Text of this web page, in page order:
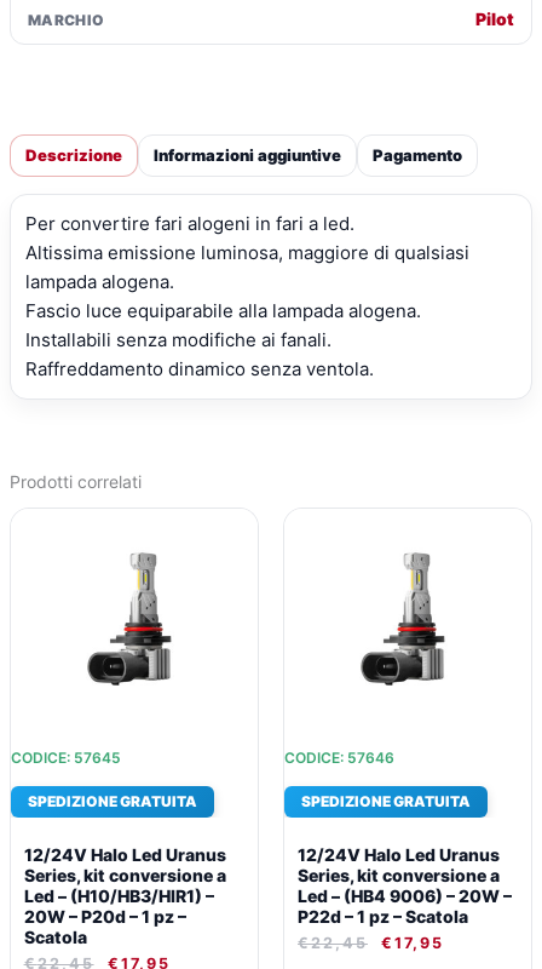
1
-
Scatola
quantità
MARCHIO Pilot
Descrizione Informazioni aggiuntive Pagamento
Per convertire fari alogeni in fari a led.
Altissima emissione luminosa, maggiore di qualsiasi
lampada alogena.
Fascio luce equiparabile alla lampada alogena.
Installabili senza modifiche ai fanali.
Raffreddamento dinamico senza ventola.
Prodotti correlati
CODICE: 57645
SPEDIZIONE GRATUITA
12/24V Halo Led Uranus
Series, kit conversione a
Led – (H10/HB3/HIR1) –
20W – P20d – 1 pz –
Scatola
€22,45
ORIGINALE
ERA:
€22,45.
€ 17,95
CODICE: 57646
SPEDIZIONE GRATUITA
12/24V Halo Led Uranus
Series, kit conversione a
Led – (HB4 9006) – 20W –
P22d – 1 pz – Scatola
€22,45
ORIGINALE
ERA:
€22,45.
€ 17,95